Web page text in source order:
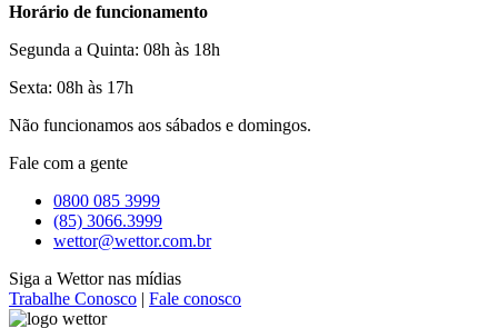
Horário de funcionamento
Segunda a Quinta: 08h às 18h
Sexta: 08h às 17h
Não funcionamos aos sábados e domingos.
Fale com a gente
0800 085 3999
(85) 3066.3999
wettor@wettor.com.br
Siga a Wettor nas mídias
Trabalhe Conosco | Fale conosco